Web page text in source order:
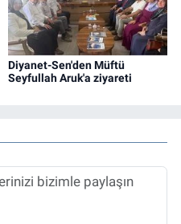
Diyanet-Sen'den Müftü
Seyfullah Aruk'a ziyareti